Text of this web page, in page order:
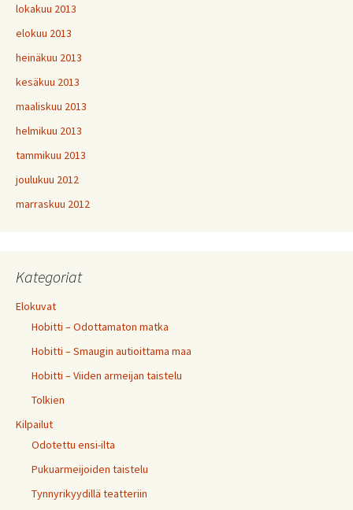
lokakuu 2013
elokuu 2013
heinäkuu 2013
kesäkuu 2013
maaliskuu 2013
helmikuu 2013
tammikuu 2013
joulukuu 2012
marraskuu 2012
Kategoriat
Elokuvat
Hobitti – Odottamaton matka
Hobitti – Smaugin autioittama maa
Hobitti – Viiden armeijan taistelu
Tolkien
Kilpailut
Odotettu ensi-ilta
Pukuarmeijoiden taistelu
Tynnyrikyydillä teatteriin